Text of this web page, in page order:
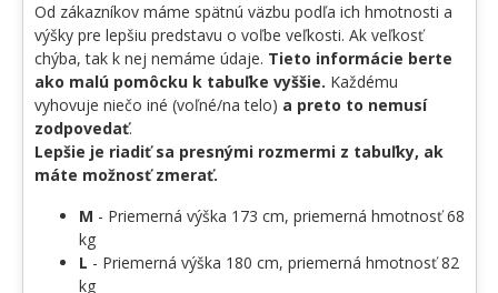
Od zákazníkov máme spätnú väzbu podľa ich hmotnosti a
výšky pre lepšiu predstavu o voľbe veľkosti. Ak veľkosť
chýba, tak k nej nemáme údaje. Tieto informácie berte
ako malú pomôcku k tabuľke vyššie. Každému
vyhovuje niečo iné (voľné/na telo) a preto to nemusí
zodpovedať.
Lepšie je riadiť sa presnými rozmermi z tabuľky, ak
máte možnosť zmerať.
M - Priemerná výška 173 cm, priemerná hmotnosť 68
kg
L - Priemerná výška 180 cm, priemerná hmotnosť 82
kg